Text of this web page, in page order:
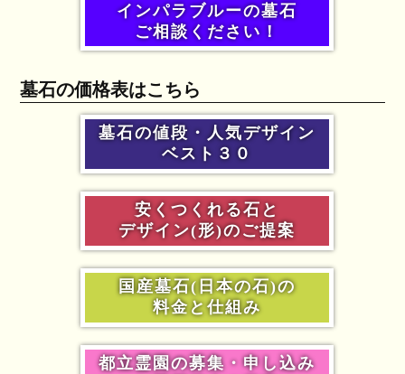
インパラブルーの墓石
ご相談ください！
墓石の価格表はこちら
墓石の値段・人気デザイン
ベスト３０
安くつくれる石と
デザイン(形)のご提案
国産墓石(日本の石)の
料金と仕組み
都立霊園の募集・申し込み